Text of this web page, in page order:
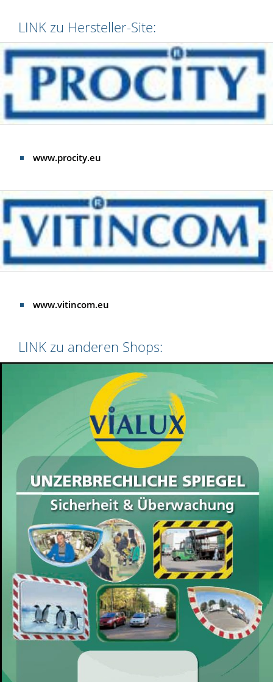
LINK zu Hersteller-Site:
www.procity.eu
www.vitincom.eu
LINK zu anderen Shops: